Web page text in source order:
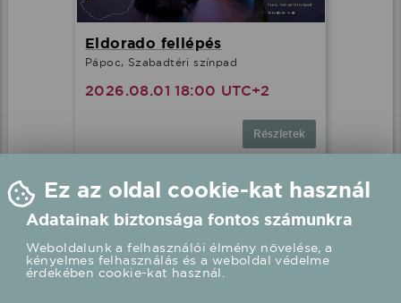
Eldorado fellépés
Pápoc, Szabadtéri színpad
2026.08.01 18:00 UTC+2
Részletek
Ez az oldal cookie-kat használ
Adatainak biztonsága fontos számunkra
Weboldalunk a felhasználói élmény növelése, a
kényelmes felhasználás és a weboldal védelme
érdekében cookie-kat használ.